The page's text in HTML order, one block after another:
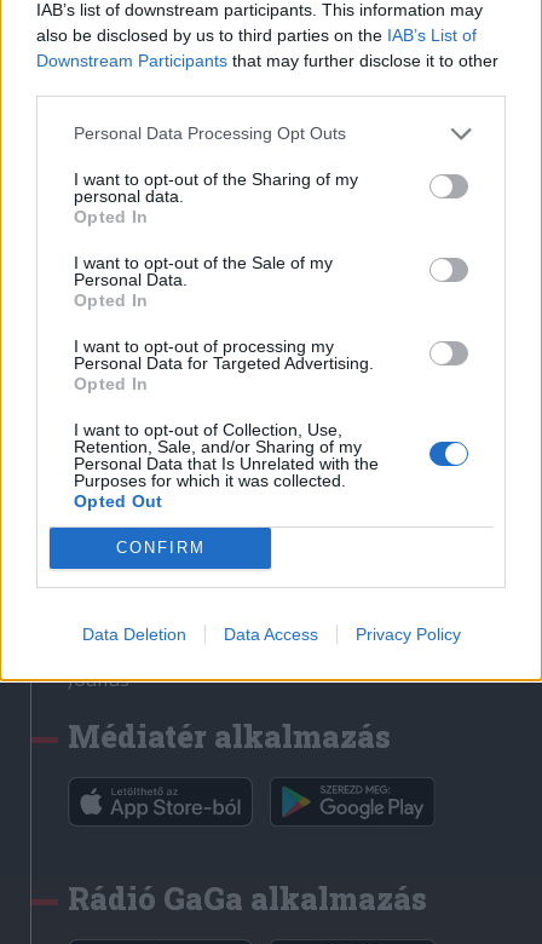
IAB’s list of downstream participants. This information may
also be disclosed by us to third parties on the IAB’s List of
Downstream Participants that may further disclose it to other
Personal Data Processing Opt Outs
I want to opt-out of the Sharing of my
personal data.
Opted In
I want to opt-out of the Sale of my
Personal Data.
Opted In
I want to opt-out of processing my
Personal Data for Targeted Advertising.
Opted In
I want to opt-out of Collection, Use,
Retention, Sale, and/or Sharing of my
Personal Data that Is Unrelated with the
Purposes for which it was collected.
Opted Out
CONFIRM
Data Deletion Data Access Privacy Policy
Cookie-kezelési tájékoztató
Hozzászólási szabályzat
Nyomtatott lapjaink archívuma
Székely Hírmondó archívuma
Sütibeállítások
Médiatér
Liget
Krónika
Bihari Napló
Erdélyi Napló
Főtér
Rádió GaGa
Jóállás
Médiatér alkalmazás
Rádió GaGa alkalmazás